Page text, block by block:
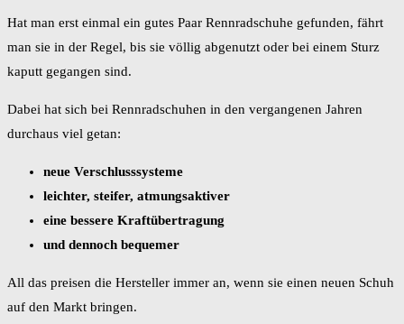
Hat man erst einmal ein gutes Paar Rennradschuhe gefunden, fährt
man sie in der Regel, bis sie völlig abgenutzt oder bei einem Sturz
kaputt gegangen sind.
Dabei hat sich bei Rennradschuhen in den vergangenen Jahren
durchaus viel getan:
neue Verschlusssysteme
leichter, steifer, atmungsaktiver
eine bessere Kraftübertragung
und dennoch bequemer
All das preisen die Hersteller immer an, wenn sie einen neuen Schuh
auf den Markt bringen.